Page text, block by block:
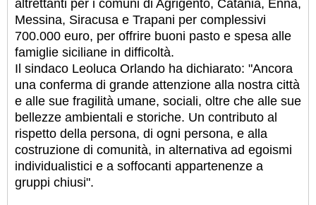
altrettanti per i comuni di Agrigento, Catania, Enna,
Messina, Siracusa e Trapani per complessivi
700.000 euro, per offrire buoni pasto e spesa alle
famiglie siciliane in difficoltà.
Il sindaco Leoluca Orlando ha dichiarato: "Ancora
una conferma di grande attenzione alla nostra città
e alle sue fragilità umane, sociali, oltre che alle sue
bellezze ambientali e storiche. Un contributo al
rispetto della persona, di ogni persona, e alla
costruzione di comunità, in alternativa ad egoismi
individualistici e a soffocanti appartenenze a
gruppi chiusi".